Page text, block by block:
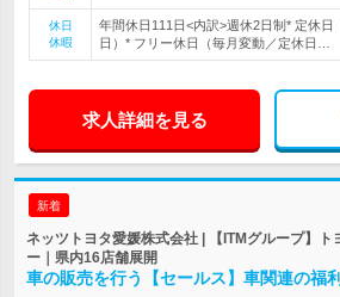
休日
休暇
年間休日111日<内訳>週休2日制* 定休日
日）* フリー休日（毎月変動／定休日…
求人詳細を見る
新着
ネッツトヨタ愛媛株式会社 | 【ITMグループ】ト
ー｜県内16店舗展開
車の販売を行う【セールス】車関連の福